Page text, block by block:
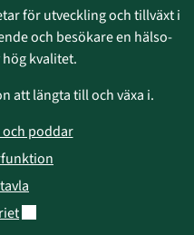
för utveckling och tillväxt i
och besökare en hälso-
kvalitet.
att längta till och växa i.
poddar
Länk till annan webbplats.